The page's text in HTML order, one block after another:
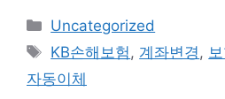
카
테
리
Uncategorized
태
그
KB손해보험, 계좌변경,
자동이체